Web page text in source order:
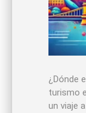
¿Dónde
turismo
un viaje